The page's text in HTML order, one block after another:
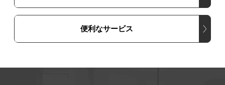
便利なサービス